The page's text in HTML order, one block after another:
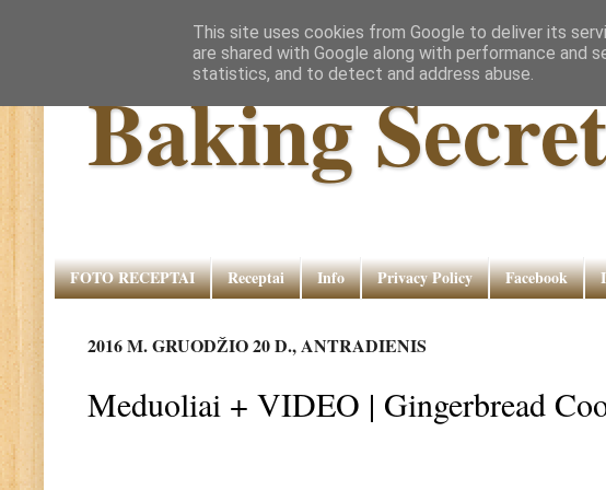
Baking
FOTO RECEPTAI Receptai Info Privacy Policy Facebook
2016 M. GRUODŽIO 20 D., ANTRADIENIS
Meduoliai + VIDEO | Gingerbread
This site uses cookies from Google to deliver its
are shared with Google along with performance and
statistics, and to detect and address abuse.